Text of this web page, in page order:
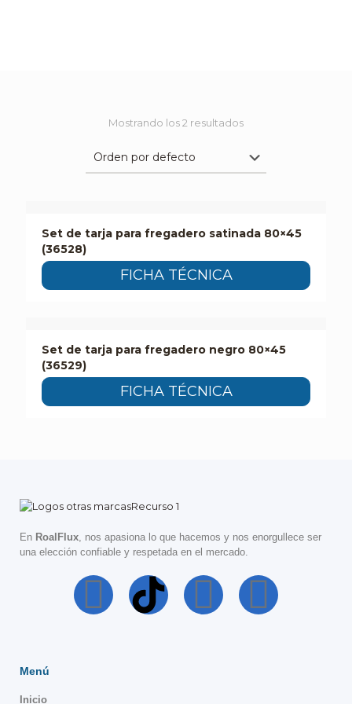
Mostrando los 2 resultados
Set de tarja para fregadero satinada 80×45
(36528)
FICHA TÉCNICA
Set de tarja para fregadero negro 80×45
(36529)
FICHA TÉCNICA
En RoalFlux, nos apasiona lo que hacemos y nos enorgullece ser
una elección confiable y respetada en el mercado.
Menú
Inicio